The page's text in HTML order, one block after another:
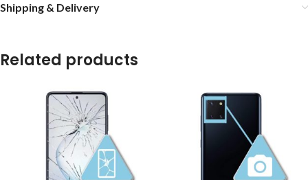
Shipping & Delivery
Related products